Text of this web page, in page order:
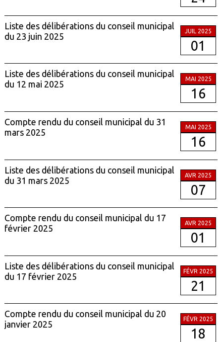
Liste des délibérations du conseil municipal
du 23 juin 2025
JUIL 2025
01
Liste des délibérations du conseil municipal
du 12 mai 2025
MAI 2025
16
Compte rendu du conseil municipal du 31
mars 2025
MAI 2025
16
Liste des délibérations du conseil municipal
du 31 mars 2025
AVR 2025
07
Compte rendu du conseil municipal du 17
février 2025
AVR 2025
01
Liste des délibérations du conseil municipal
du 17 février 2025
FÉVR 2025
21
Compte rendu du conseil municipal du 20
janvier 2025
FÉVR 2025
18